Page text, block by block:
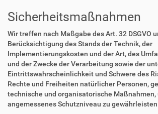
Sicherheitsmaßnahmen
Wir treffen nach Maßgabe des Art. 32 DSGVO
Berücksichtigung des Stands der Technik, der
Implementierungskosten und der Art, des
und der Zwecke der Verarbeitung sowie der
Eintrittswahrscheinlichkeit und Schwere des
Rechte und Freiheiten natürlicher Personen,
technische und organisatorische Maßnahmen,
angemessenes Schutzniveau zu